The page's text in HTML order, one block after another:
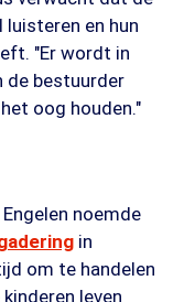
en hun
"Er wordt in
de bestuurder
oog houden."
noemde
in
om te handelen
leven